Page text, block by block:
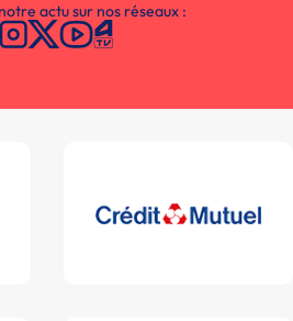
actu sur nos réseaux :